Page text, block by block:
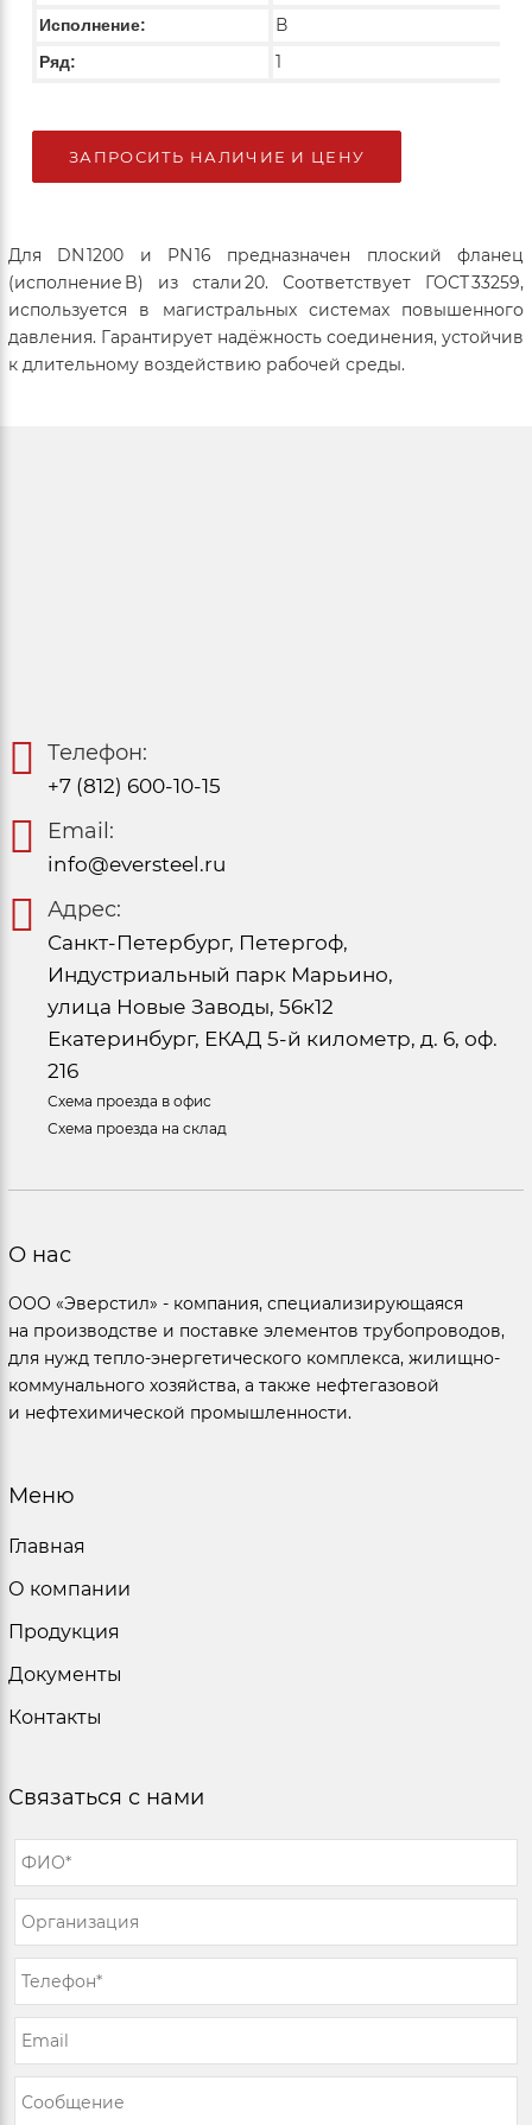
Исполнение: В
Ряд: 1
ЗАПРОСИТЬ НАЛИЧИЕ И ЦЕНУ
Для DN 1200 и PN 16 предназначен плоский фланец
(исполнение B) из стали 20. Соответствует ГОСТ 33259,
используется в магистральных системах повышенного
давления. Гарантирует надёжность соединения, устойчив
к длительному воздействию рабочей среды.
Телефон:
+7 (812) 600-10-15
Email:
info@eversteel.ru
Адрес:
Санкт-Петербург, Петергоф,
Индустриальный парк Марьино,
улица Новые Заводы, 56к12
Екатеринбург, ЕКАД 5-й километр, д. 6, оф.
216
Схема проезда в офис
Схема проезда на склад
О нас
ООО «Эверстил» - компания, специализирующаяся
на производстве и поставке элементов трубопроводов,
для нужд тепло-энергетического комплекса, жилищно-
коммунального хозяйства, а также нефтегазовой
и нефтехимической промышленности.
Меню
Главная
О компании
Продукция
Документы
Контакты
Связаться с нами